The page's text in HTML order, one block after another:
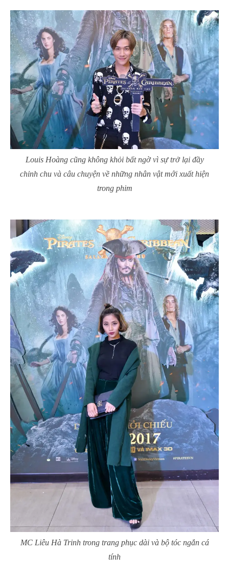
Louis Hoàng cũng không khỏi bất ngờ vì sự trở lại đầy
chỉnh chu và câu chuyện về những nhân vật mới xuất hiện
trong phim
MC Liêu Hà Trinh trong trang phục dài và bộ tóc ngắn cá
tính